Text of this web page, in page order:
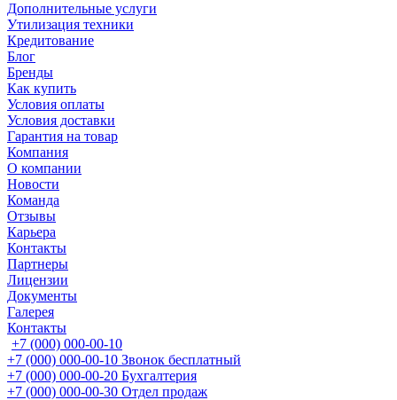
Дополнительные услуги
Утилизация техники
Кредитование
Блог
Бренды
Как купить
Условия оплаты
Условия доставки
Гарантия на товар
Компания
О компании
Новости
Команда
Отзывы
Карьера
Контакты
Партнеры
Лицензии
Документы
Галерея
Контакты
+7 (000) 000-00-10
+7 (000) 000-00-10 Звонок бесплатный
+7 (000) 000-00-20 Бухгалтерия
+7 (000) 000-00-30 Отдел продаж